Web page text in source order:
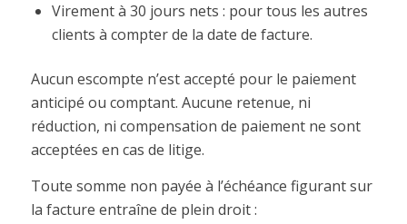
Virement à 30 jours nets : pour tous les autres
clients à compter de la date de facture.
Aucun escompte n’est accepté pour le paiement
anticipé ou comptant. Aucune retenue, ni
réduction, ni compensation de paiement ne sont
acceptées en cas de litige.
Toute somme non payée à l’échéance figurant sur
la facture entraîne de plein droit :